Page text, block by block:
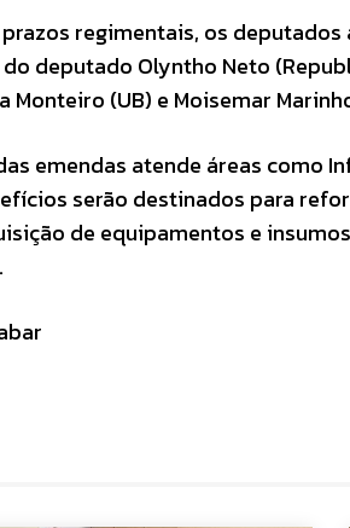
regimentais, os
deputado Olyntho Neto
Monteiro (UB) e Moisemar
emendas atende áreas como
serão destinados para
de equipamentos e